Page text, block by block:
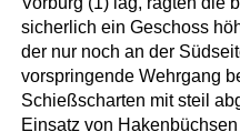
sicherlich ein Geschoss
der nur noch an der
vorspringende Wehrgang
Schießscharten mit steil
Einsatz von